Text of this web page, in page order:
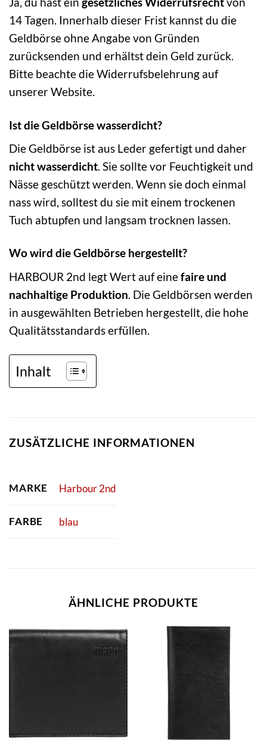
14 Tagen. Innerhalb dieser Frist kannst du die
Geldbörse ohne Angabe von Gründen
zurücksenden und erhältst dein Geld zurück.
Bitte beachte die Widerrufsbelehrung auf
unserer Website.
Ist die Geldbörse wasserdicht?
Die Geldbörse ist aus Leder gefertigt und daher
nicht wasserdicht. Sie sollte vor Feuchtigkeit und
Nässe geschützt werden. Wenn sie doch einmal
nass wird, solltest du sie mit einem trockenen
Tuch abtupfen und langsam trocknen lassen.
Wo wird die Geldbörse hergestellt?
HARBOUR 2nd legt Wert auf einefaire und
nachhaltige Produktion. Die Geldbörsen werden
in ausgewählten Betrieben hergestellt, die hohe
Qualitätsstandards erfüllen.
Inhalt
ZUSÄTZLICHE INFORMATIONEN
MARKE Harbour 2nd
FARBE blau
ÄHNLICHE PRODUKTE